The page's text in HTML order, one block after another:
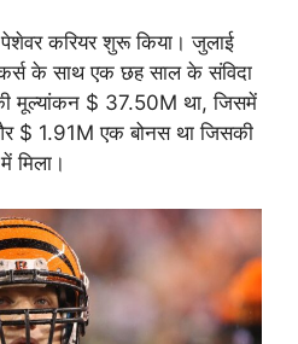
करियर शुरू किया। जुलाई
के साथ एक छह साल के संविदा
मूल्यांकन $ 37.50M था, जिसमें
$ 1.91M एक बोनस था जिसकी
मिला।